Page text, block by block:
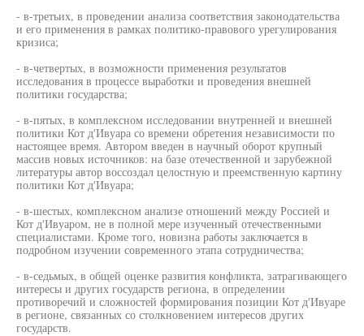
- в-третьих, в проведении анализа соответствия законодательства
и его применения в рамках политико-правового урегулирования
кризиса;
- в-четвертых, в возможности применения результатов
исследования в процессе выработки и проведения внешней
политики государства;
- в-пятых, в комплексном исследовании внутренней и внешней
политики Кот д'Ивуара со времени обретения независимости по
настоящее время. Автором введен в научный оборот крупный
массив новых источников: на базе отечественной и зарубежной
литературы автор воссоздал целостную и преемственную картину
политики Кот д'Ивуара;
- в-шестых, комплексном анализе отношений между Россией и
Кот д'Ивуаром, не в полной мере изученный отечественными
специалистами. Кроме того, новизна работы заключается в
подробном изучении современного этапа сотрудничества;
- в-седьмых, в общей оценке развития конфликта, затрагивающего
интересы и других государств региона, в определении
противоречий и сложностей формирования позиции Кот д'Ивуаре
в регионе, связанных со столкновением интересов других
государств.